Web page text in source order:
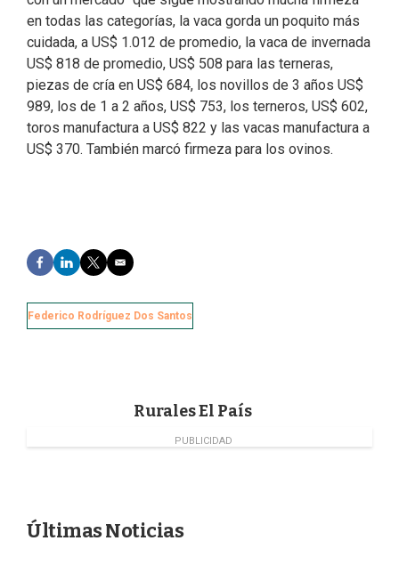
en todas las categorías, la vaca gorda un poquito más
cuidada, a US$ 1.012 de promedio, la vaca de invernada
US$ 818 de promedio, US$ 508 para las terneras,
piezas de cría en US$ 684, los novillos de 3 años US$
989, los de 1 a 2 años, US$ 753, los terneros, US$ 602,
toros manufactura a US$ 822 y las vacas manufactura a
US$ 370. También marcó firmeza para los ovinos.
F
a
e
b
L
i
k
e
T
w
t
t
E
m
i
l
Federico Rodríguez Dos Santos
Rurales El País
PUBLICIDAD
Últimas Noticias